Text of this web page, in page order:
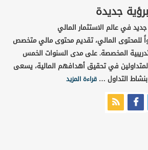
جديدة
في عالم الاستثمار المالي
للمحتوى المالي، تقديم محتوى مالي متخصص
المخصصة. على مدى السنوات الخمس
في تحقيق أهدافهم المالية، يسعى
بنشاط التداول …قراءة المزيد